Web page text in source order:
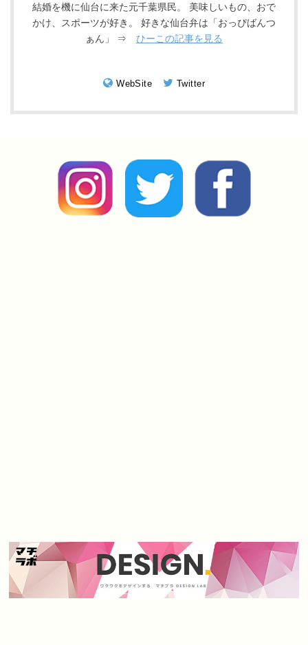
結婚を機に仙台に来た元千葉県民。 美味しいもの、おで
かけ、スポーツが好き。 好きな仙台弁は「おっぴばんつ
ぁん」 ⇒ ひーこの記事を見る
WebSite Twitter